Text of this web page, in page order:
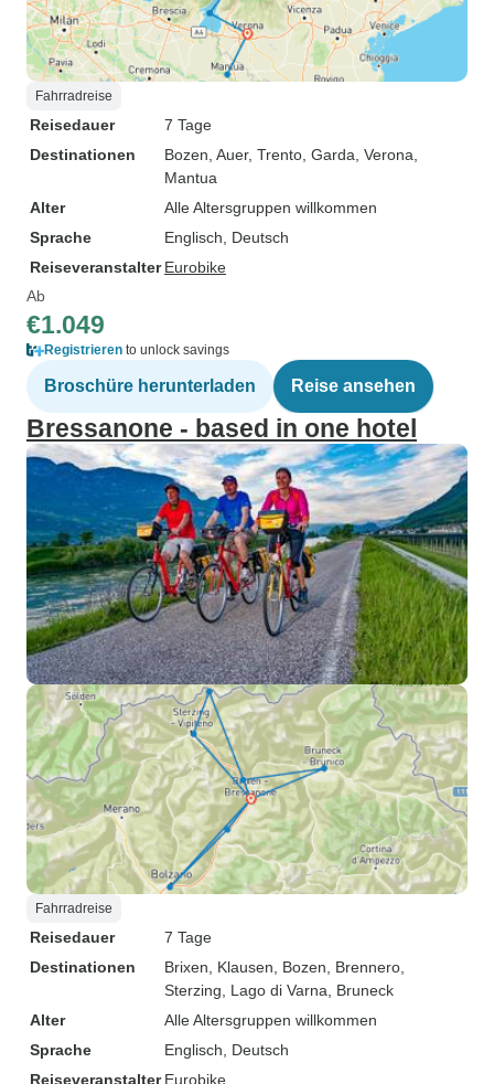
Fahrradreise
Reisedauer
7 Tage
Destinationen
Bozen , Auer, Trento , Garda , Verona
Mantua
Alter
Alle Altersgruppen willkommen
Sprache
Englisch, Deutsch
Reiseveranstalter Eurobike
Ab
€1.049
Registrieren to unlock savings
Broschüre herunterladen Reise ansehen
Bressanone - based in one hotel
Fahrradreise
Reisedauer
7 Tage
Destinationen
Brixen , Klausen , Bozen , Brennero
Sterzing , Lago di Varna , Bruneck
Alter
Alle Altersgruppen willkommen
Sprache
Englisch, Deutsch
Reiseveranstalter Eurobike